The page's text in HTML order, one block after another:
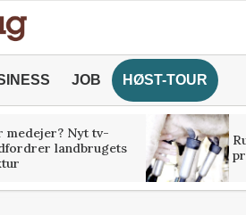
JOB HØST-TOUR
medejer? Nyt tv-
landbrugets